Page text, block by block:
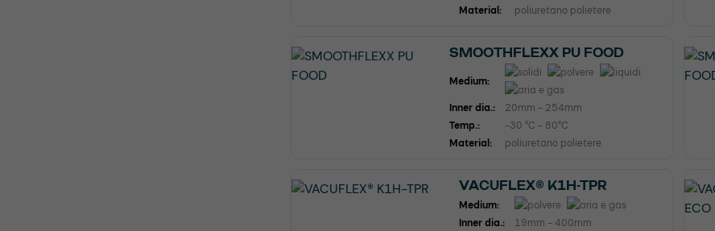
Material:
poliuretano polietere
SMOOTHFLEXX PU FOOD
Medium:
Inner dia.:
20mm - 254mm
Temp.:
-30 °C - 80°C
Material:
poliuretano polietere
VACUFLEX® K1H-TPR
Medium:
Inner dia.:
19mm - 400mm